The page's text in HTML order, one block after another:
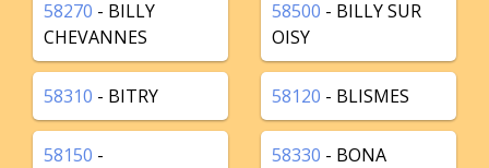
58270 - BILLY
CHEVANNES
58500 - BILLY SUR
OISY
58310 - BITRY 58120 - BLISMES
58150 -
58330 - BONA